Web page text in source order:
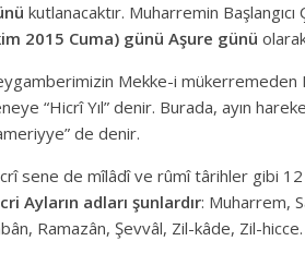
kutlanacaktır. Muharremin
2015 Cuma) günü Aşure günü
Mekke-i mükerremeden
“Hicrî Yıl” denir. Burada, ayın
de denir.
sene de mîlâdî ve rûmî târihler gibi 12
Ayların adları şunlardır: Muharrem,
Ramazân, Şevvâl, Zil-kâde, Zil-hicce.